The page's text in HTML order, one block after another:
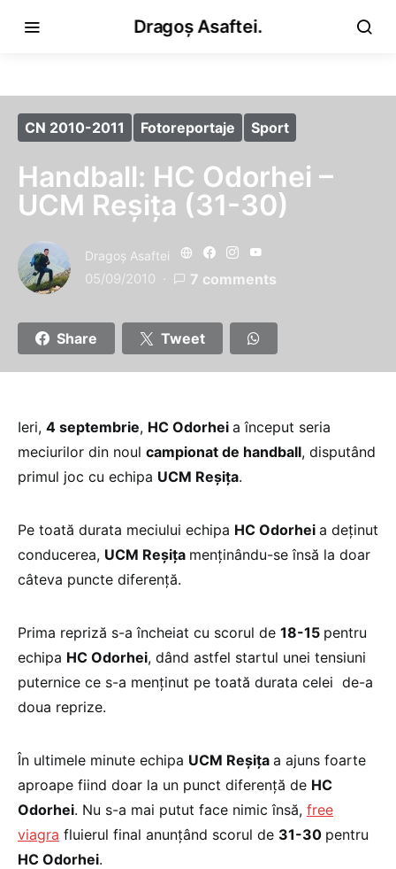
Dragoș Asaftei.
CN 2010-2011 Fotoreportaje Sport
Handball: HC Odorhei –
UCM Reşiţa (31-30)
Dragoş Asaftei
05/09/2010 7 comments
Share Tweet
Ieri, 4 septembrie, HC Odorhei a început seria
meciurilor din noul campionat de handball, disputând
primul joc cu echipa UCM Reşiţa.
Pe toată durata meciului echipa HC Odorhei a deţinut
conducerea, UCM Reşiţa menţinându-se însă la doar
câteva puncte diferenţă.
Prima repriză s-a încheiat cu scorul de 18-15 pentru
echipa HC Odorhei, dând astfel startul unei tensiuni
puternice ce s-a menţinut pe toată durata celei de-a
doua reprize.
În ultimele minute echipa UCM Reşiţa a ajuns foarte
aproape fiind doar la un punct diferenţă de HC
Odorhei. Nu s-a mai putut face nimic însă, free
viagra fluierul final anunţând scorul de 31-30 pentru
HC Odorhei.